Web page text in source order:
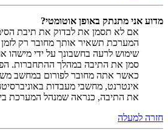
מדוע אני מתנתק באופן אוטומטי?
אם לא תסמן את לבדוק את תיבת
המערכת תשאיר אותך מחובר רק
שימוש לרעה בחשבונך על ידי מישהו
סמן את התיבה במהלך ההתחברות.
כאשר אתה מחובר לפורום במחשב
אינטרנט, מחשבי מעבדות
את התיבה, כנראה שמנהל המערכת
חזרה למעלה